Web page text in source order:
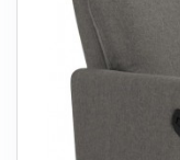
OPBEVARING
LAMPER
HAVEMØBLER